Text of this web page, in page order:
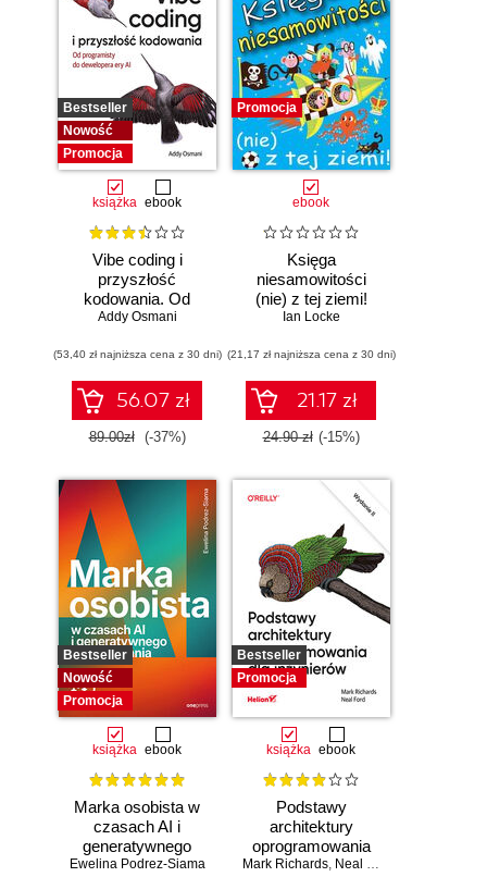
Bestseller
Nowość
Promocja
książka ebook
Vibe coding i
przyszłość
kodowania. Od
programisty do
Addy Osmani
(53,40 zł najniższa cena z 30 dni)
56.07 zł
89.00zł (-37%)
Promocja
ebook
Księga
niesamowitości
(nie) z tej ziemi!
Księga faktów
niezwykłych
Ian Locke
(21,17 zł najniższa cena z 30 dni)
21.17 zł
24.90 zł (-15%)
Bestseller
Nowość
Promocja
książka ebook
Marka osobista w
czasach AI i
generatywnego
wyszukiwania
Ewelina Podrez-Siama
Bestseller
Promocja
książka ebook
Podstawy
architektury
oprogramowania
dla inżynierów.
Mark Richards, Neal Ford